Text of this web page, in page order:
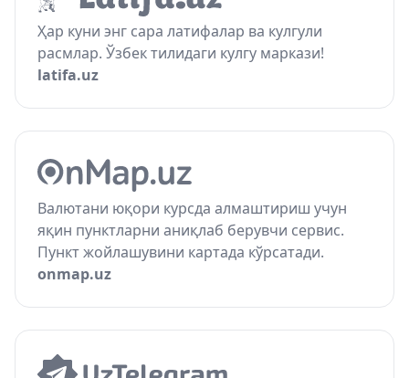
Ҳар куни энг сара латифалар ва кулгули
расмлар. Ўзбек тилидаги кулгу маркази!
latifa.uz
Валютани юқори курсда алмаштириш учун
яқин пунктларни аниқлаб берувчи сервис.
Пункт жойлашувини картада кўрсатади.
onmap.uz